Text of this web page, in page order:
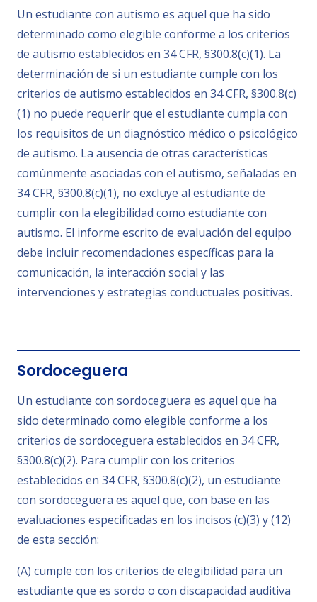
Un estudiante con autismo es aquel que ha sido
determinado como elegible conforme a los criterios
de autismo establecidos en 34 CFR, §300.8(c)(1). La
determinación de si un estudiante cumple con los
criterios de autismo establecidos en 34 CFR, §300.8(c)
(1) no puede requerir que el estudiante cumpla con
los requisitos de un diagnóstico médico o psicológico
de autismo. La ausencia de otras características
comúnmente asociadas con el autismo, señaladas en
34 CFR, §300.8(c)(1), no excluye al estudiante de
cumplir con la elegibilidad como estudiante con
autismo. El informe escrito de evaluación del equipo
debe incluir recomendaciones específicas para la
comunicación, la interacción social y las
intervenciones y estrategias conductuales positivas.
Sordoceguera
Un estudiante con sordoceguera es aquel que ha
sido determinado como elegible conforme a los
criterios de sordoceguera establecidos en 34 CFR,
§300.8(c)(2). Para cumplir con los criterios
establecidos en 34 CFR, §300.8(c)(2), un estudiante
con sordoceguera es aquel que, con base en las
evaluaciones especificadas en los incisos (c)(3) y (12)
de esta sección:
(A) cumple con los criterios de elegibilidad para un
estudiante que es sordo o con discapacidad auditiva